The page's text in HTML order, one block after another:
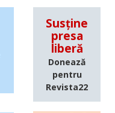
Susține
presa
liberă
Donează
pentru
Revista22